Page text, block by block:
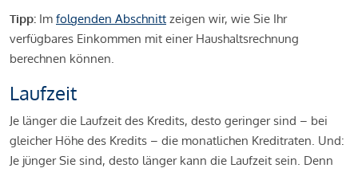
Tipp: Im folgenden Abschnitt zeigen wir, wie Sie Ihr
verfügbares Einkommen mit einer Haushaltsrechnung
berechnen können.
Laufzeit
Je länger die Laufzeit des Kredits, desto geringer sind – bei
gleicher Höhe des Kredits – die monatlichen Kreditraten. Und:
Je jünger Sie sind, desto länger kann die Laufzeit sein. Denn